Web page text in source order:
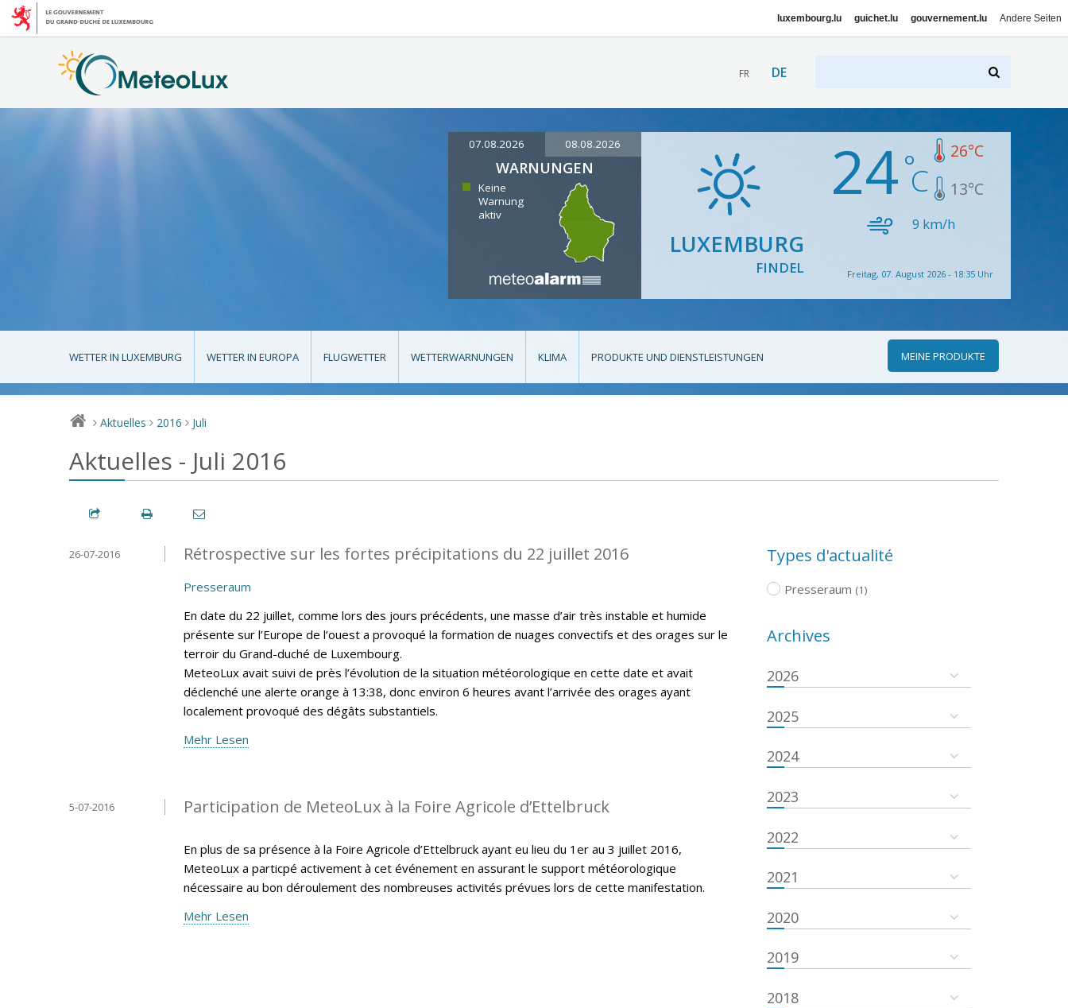
luxembourg.lu guichet.lu gouvernement.lu Andere Seiten
FR DE
07.08.2026 08.08.2026
WARNUNGEN
Keine
Warnung
aktiv
LUXEMBURG
FINDEL
24 26°C
13°C
9 km/h
Freitag, 07. August 2026 - 18:35 Uhr
WETTER IN LUXEMBURG WETTER IN EUROPA FLUGWETTER WETTERWARNUNGEN KLIMA PRODUKTE UND DIENSTLEISTUNGEN MEINE PRODUKTE
> Aktuelles > 2016 > Juli
Aktuelles - Juli 2016
Rétrospective sur les fortes précipitations du 22 juillet 2016
26-07-2016
Presseraum
En date du 22 juillet, comme lors des jours précédents, une masse d’air très instable et humide
présente sur l’Europe de l’ouest a provoqué la formation de nuages convectifs et des orages sur le
terroir du Grand-duché de Luxembourg.
MeteoLux avait suivi de près l’évolution de la situation météorologique en cette date et avait
déclenché une alerte orange à 13:38, donc environ 6 heures avant l’arrivée des orages ayant
localement provoqué des dégâts substantiels.
Mehr Lesen
Participation de MeteoLux à la Foire Agricole d’Ettelbruck
5-07-2016
En plus de sa présence à la Foire Agricole d’Ettelbruck ayant eu lieu du 1er au 3 juillet 2016,
MeteoLux a particpé activement à cet événement en assurant le support météorologique
nécessaire au bon déroulement des nombreuses activités prévues lors de cette manifestation.
Mehr Lesen
Types d'actualité
Presseraum (1)
Archives
2026
2025
2024
2023
2022
2021
2020
2019
2018